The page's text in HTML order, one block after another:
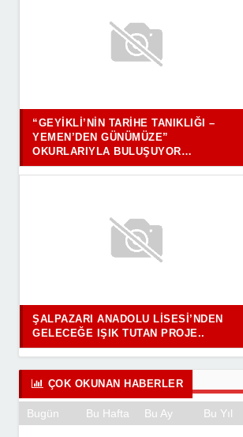
“GEYIKLI’NIN TARIHE TANIKLIĞI –
YEMEN’DEN GÜNÜMÜZE”
OKURLARIYLA BULUŞUYOR…
ŞALPAZARI ANADOLU LISESI’NDEN
GELECEĞE IŞIK TUTAN PROJE..
ÇOK OKUNAN HABERLER
Bugün Bu Hafta Bu Ay Bu Yıl